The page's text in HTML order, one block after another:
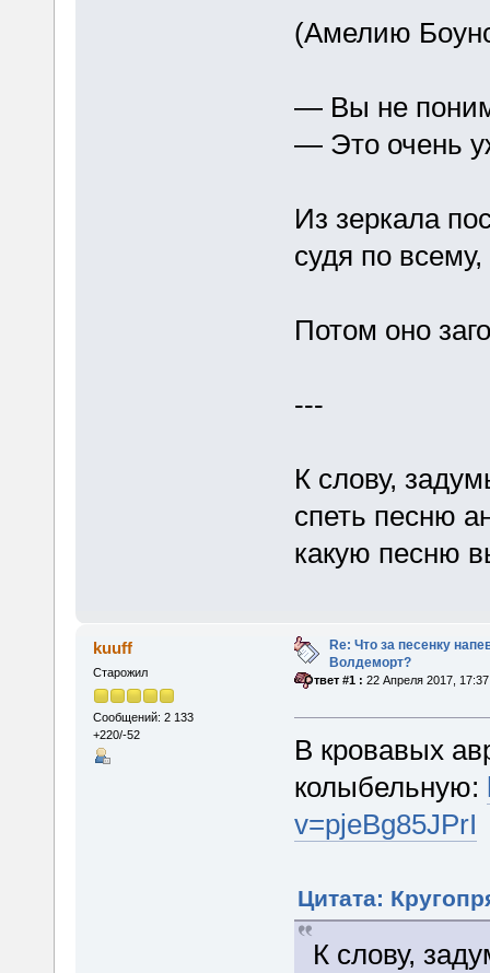
(Амелию
— Вы не
— Это очень
Из зеркала
судя по
Потом оно
---
К слову,
спеть песню
какую песню
kuuff
Старожил
Сообщений: 2 133
+220/-52
Re: Что за песенку
Волдеморт?
«Ответ #1 : 22 Апреля 2017,
В кровавых
колыбельную:
v=pjeBg85JPrI
Цитата:
К слову,